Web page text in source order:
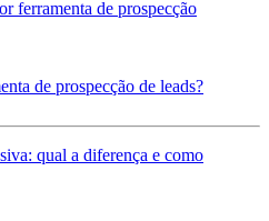
de prospecção de leads?